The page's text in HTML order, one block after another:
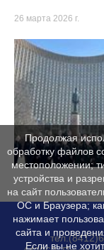
26 марта 2026 г.
Продолжая
обработку файлов
местоположении;
устройства и
на сайт
ОС и Браузера;
нажимает
сайта и
Если вы не